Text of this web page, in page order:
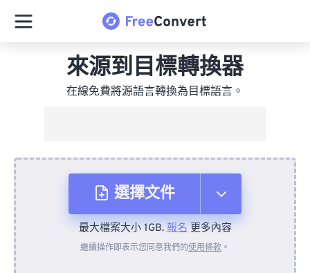
來源到目標轉換器
在線免費將源語言轉換為目標語言。
選擇文件
來自裝置
最大檔案大小 1GB.報名更多內容
繼續操作即表示您同意我們的使用條款 。